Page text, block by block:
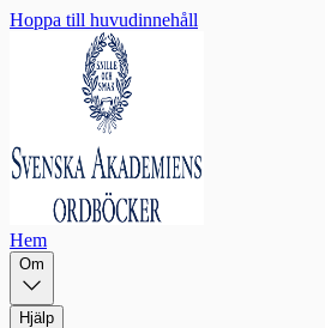
Hoppa till huvudinnehåll
Hem
Om
Hjälp